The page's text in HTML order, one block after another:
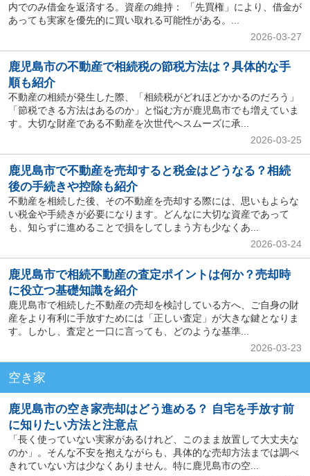
内でのみ借金を返済する。資産の維持： 「先買権」により、借金が
あっても実家を優先的に買い取れる可能性がある。...
2026-03-27
鹿児島市の不動産で相続税の節税方法は？具体的な手
順も紹介
不動産の相続が発生した際、「相続税がどれほどかかるのだろう」
「節税できる方法はあるのか」と悩む方が鹿児島市でも増えていま
す。大切な財産である不動産を次世代へスムーズに承...
2026-03-25
鹿児島市で不動産を売却すると税金はどうなる？相続
後の手続きや控除も紹介
不動産を相続した後、その不動産を売却する際には、思いもよらな
い税金や手続きが必要になります。どんなに大切な資産であって
も、知らずに進めることで損をしてしまう方も少なくあ...
2026-03-24
鹿児島市で相続不動産の査定ポイントは何か？売却時
に役立つ基礎知識を紹介
鹿児島市で相続した不動産の売却を検討している方へ、ご自身の財
産をより有利に手放すためには「正しい査定」が大きな鍵となりま
す。しかし、査定と一口に言っても、どのような基準...
2026-03-23
空き家
鹿児島市の空き家売却はどう進める？ 自宅を手放す前
に知りたい方法と注意点
「長く使っていない実家があるけれど、このまま放置して大丈夫な
のか」。そんな不安を抱えながらも、具体的な売却方法までは調べ
きれていない方は少なくありません。特に鹿児島市の空...